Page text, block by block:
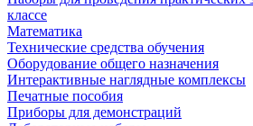
классе
Математика
Технические средства обучения
Оборудование общего назначения
Интерактивные наглядные комплексы
Печатные пособия
Приборы для демонстраций